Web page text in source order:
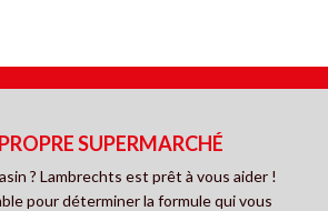
SUPERMARCHÉ
? Lambrechts est prêt à vous aider !
pour déterminer la formule qui vous